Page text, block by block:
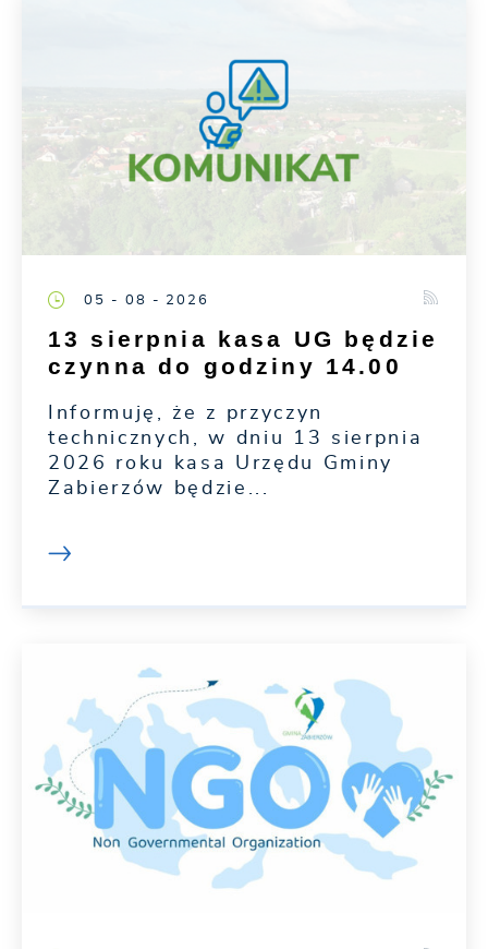
05 - 08 - 2026
13 sierpnia kasa UG będzie
czynna do godziny 14.00
Informuję, że z przyczyn
technicznych, w dniu 13 sierpnia
2026 roku kasa Urzędu Gminy
Zabierzów będzie...